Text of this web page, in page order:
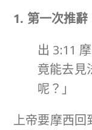
1. 第一次推辭
出 3:11
竟能去見
呢？」
上帝要摩西回